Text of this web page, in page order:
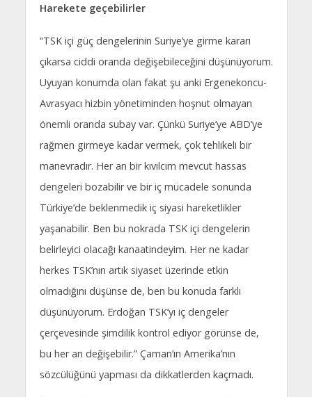
Harekete geçebilirler
“TSK içi güç dengelerinin Suriye’ye girme kararı
çıkarsa ciddi oranda değişebileceğini düşünüyorum.
Uyuyan konumda olan fakat şu anki Ergenekoncu-
Avrasyacı hizbin yönetiminden hoşnut olmayan
önemli oranda subay var. Çünkü Suriye’ye ABD’ye
rağmen girmeye kadar vermek, çok tehlikeli bir
manevradır. Her an bir kıvılcım mevcut hassas
dengeleri bozabilir ve bir iç mücadele sonunda
Türkiye’de beklenmedik iç siyasi hareketlikler
yaşanabilir. Ben bu nokrada TSK içi dengelerin
belirleyici olacağı kanaatindeyim. Her ne kadar
herkes TSK’nın artık siyaset üzerinde etkin
olmadığını düşünse de, ben bu konuda farklı
düşünüyorum. Erdoğan TSK’yı iç dengeler
çerçevesinde şimdilik kontrol ediyor görünse de,
bu her an değişebilir.” Çaman’ın Amerika’nın
sözcülüğünü yapması da dikkatlerden kaçmadı.